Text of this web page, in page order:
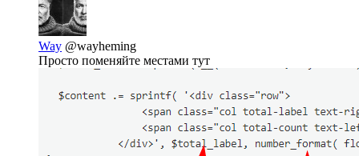
Way @wayheming
Просто поменяйте местами тут